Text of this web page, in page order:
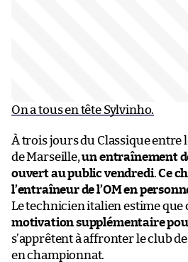
On a tous en tête Sylvinho.
À trois jours du Classique entre
de Marseille,un entraînement
ouvert au public vendredi.Ce
l’entraîneur de l’OM en
Le technicien italien estime que
motivation supplémentaire
s’apprêtent à affronter le club
en championnat.